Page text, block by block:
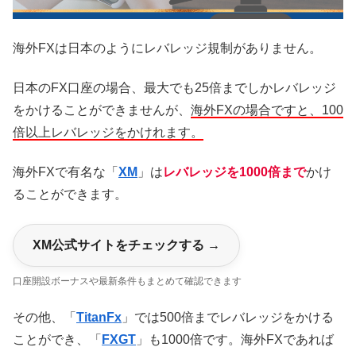
海外FXは日本のようにレバレッジ規制がありません。
日本のFX口座の場合、最大でも25倍までしかレバレッジ
をかけることができませんが、 海外FXの場合ですと、100
倍以上レバレッジをかけれます。
海外FXで有名な「 XM 」はレバレッジを1000倍までかけ
ることができます。
XM公式サイトをチェックする →
口座開設ボーナスや最新条件もまとめて確認できます
その他、「 TitanFx 」では500倍までレバレッジをかける
ことができ、「 FXGT 」も1000倍です。海外FXであれば